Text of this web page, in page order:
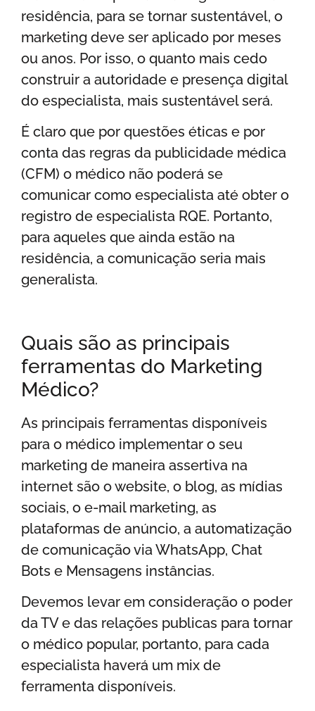
residência, para se tornar sustentável, o
marketing deve ser aplicado por meses
ou anos. Por isso, o quanto mais cedo
construir a autoridade e presença digital
do especialista, mais sustentável será.
É claro que por questões éticas e por
conta das regras da publicidade médica
(CFM) o médico não poderá se
comunicar como especialista até obter o
registro de especialista RQE. Portanto,
para aqueles que ainda estão na
residência, a comunicação seria mais
generalista.
Quais são as principais
ferramentas do Marketing
Médico?
As principais ferramentas disponíveis
para o médico implementar o seu
marketing de maneira assertiva na
internet são o website, o blog, as mídias
sociais, o e-mail marketing, as
plataformas de anúncio, a automatização
de comunicação via WhatsApp, Chat
Bots e Mensagens instâncias.
Devemos levar em consideração o poder
da TV e das relações publicas para tornar
o médico popular, portanto, para cada
especialista haverá um mix de
ferramenta disponíveis.